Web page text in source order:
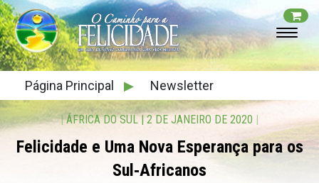
Página Principal ▶ Newsletter
|ÁFRICA DO SUL| 2 DE JANEIRO DE 2020 |
Felicidade e Uma Nova Esperança para os
Sul‑Africanos